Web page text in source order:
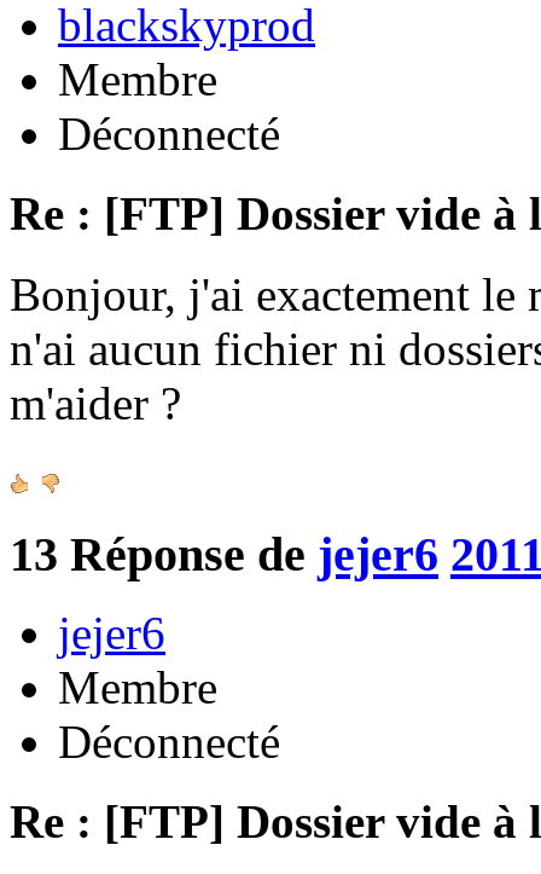
blackskyprod
Membre
Déconnecté
Re : [FTP] Dossier vide à
Bonjour, j'ai exactement le
n'ai aucun fichier ni
m'aider ?
13 Réponse de jejer6
jejer6
Membre
Déconnecté
Re : [FTP] Dossier vide à